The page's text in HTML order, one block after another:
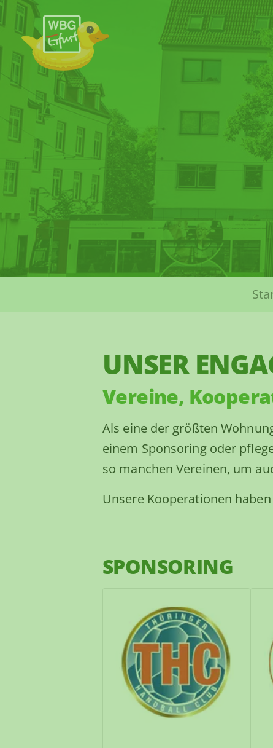
Zum Hauptinhalt springen
UNSER
Vereine,
Als eine der größten
einem Sponsoring oder
so manchen Vereinen, um
Unsere Kooperationen
SPONSORING